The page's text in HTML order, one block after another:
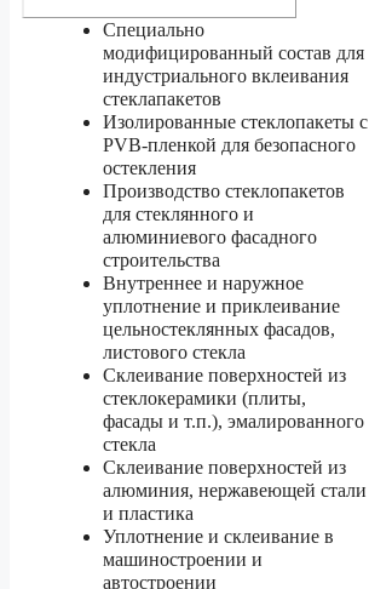
Специально
модифицированный состав для
индустриального вклеивания
стеклапакетов
Изолированные стеклопакеты с
PVB-пленкой для безопасного
остекления
Производство стеклопакетов
для стеклянного и
алюминиевого фасадного
строительства
Внутреннее и наружное
уплотнение и приклеивание
цельностеклянных фасадов,
листового стекла
Склеивание поверхностей из
стеклокерамики (плиты,
фасады и т.п.), эмалированного
стекла
Склеивание поверхностей из
алюминия, нержавеющей стали
и пластика
Уплотнение и склеивание в
машиностроении и
автостроении